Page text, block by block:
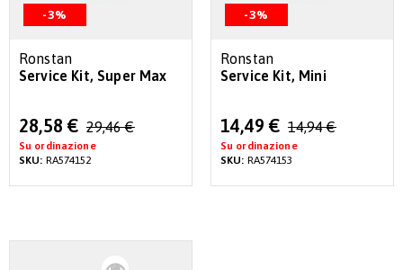
-3%
Ronstan
Service Kit, Super Max
Special
Price
28,58 € 29,46 €
Su ordinazione
SKU: RA574152
-3%
Ronstan
Service Kit, Mini
Special
Price
14,49 € 14,94 €
Su ordinazione
SKU: RA574153